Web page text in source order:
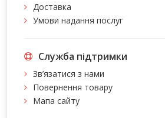
Доставка
Умови надання послуг
Служба підтримки
Зв’язатися з нами
Повернення товару
Мапа сайту